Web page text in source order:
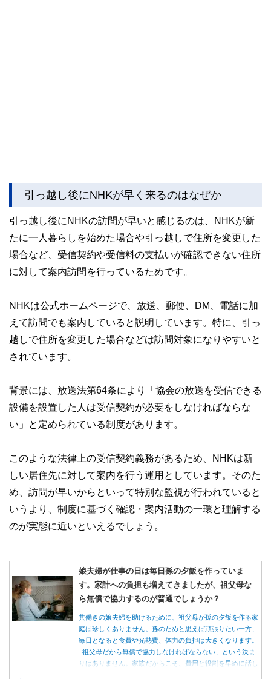
引っ越し後にNHKが早く来るのはなぜか
引っ越し後にNHKの訪問が早いと感じるのは、NHKが新
たに一人暮らしを始めた場合や引っ越しで住所を変更した
場合など、受信契約や受信料の支払いが確認できない住所
に対して案内訪問を行っているためです。
NHKは公式ホームページで、放送、郵便、DM、電話に加
えて訪問でも案内していると説明しています。特に、引っ
越しで住所を変更した場合などは訪問対象になりやすいと
されています。
背景には、放送法第64条により「協会の放送を受信できる
設備を設置した人は受信契約が必要をしなければならな
い」と定められている制度があります。
このような法律上の受信契約義務があるため、NHKは新
しい居住先に対して案内を行う運用としています。そのた
め、訪問が早いからといって特別な監視が行われていると
いうより、制度に基づく確認・案内活動の一環と理解する
のが実態に近いといえるでしょう。
娘夫婦が仕事の日は毎日孫の夕飯を作っていま
す。家計への負担も増えてきましたが、祖父母な
ら無償で協力するのが普通でしょうか？
共働きの娘夫婦を助けるために、祖父母が孫の夕飯を作る家
庭は珍しくありません。孫のためと思えば頑張りたい一方、
毎日となると食費や光熱費、体力の負担は大きくなります。
祖父母だから無償で協力しなければならない、という決ま
りはありません。家族だからこそ、費用と役割を早めに話し